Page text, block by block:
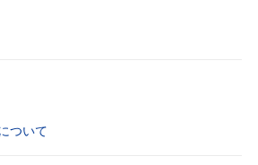
ついて